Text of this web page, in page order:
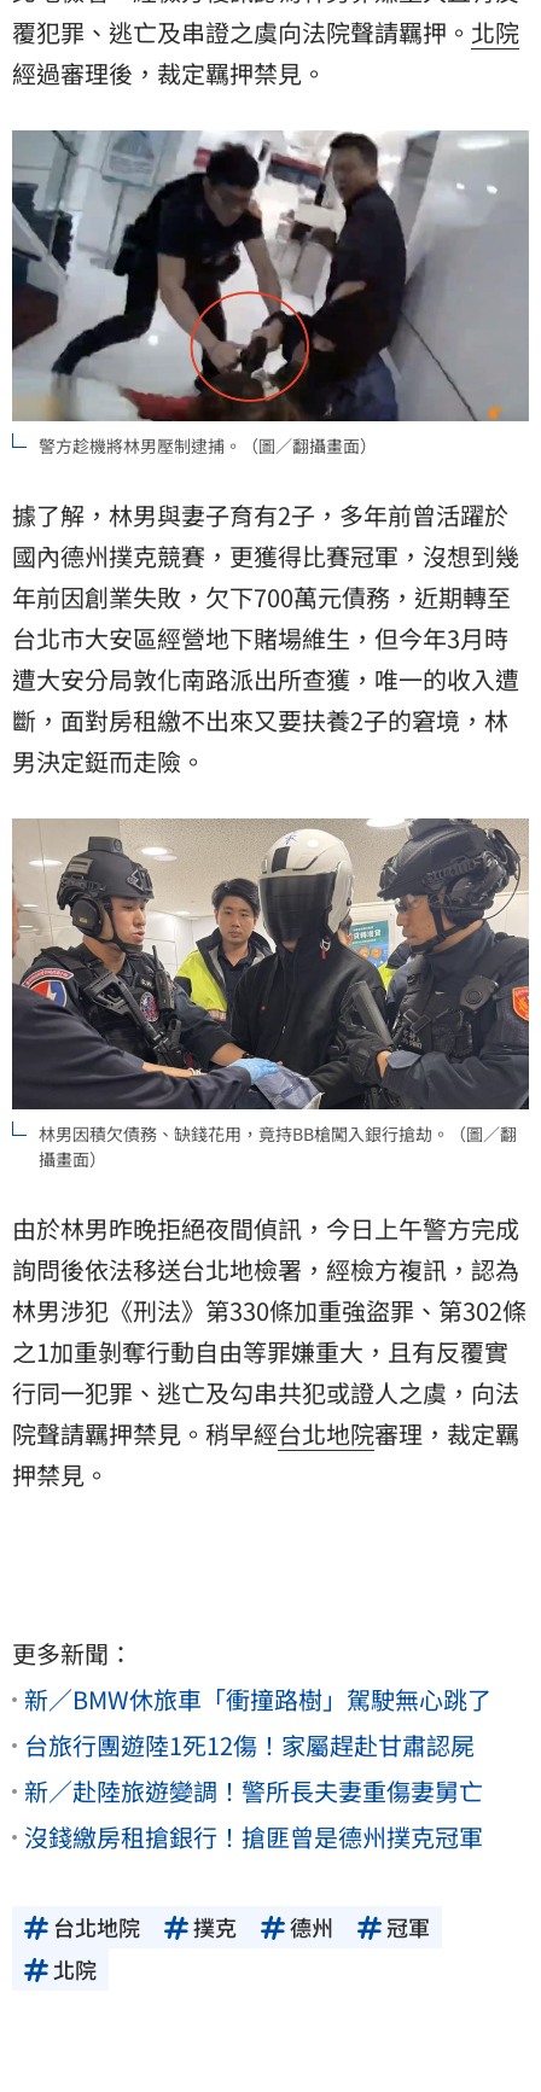
覆犯罪、逃亡及串證之虞向法院聲請羈押。 北院
經過審理後，裁定羈押禁見。
警方趁機將林男壓制逮捕。（圖／翻攝畫面）
據了解，林男與妻子育有2子，多年前曾活躍於
國內德州撲克競賽，更獲得比賽冠軍，沒想到幾
年前因創業失敗，欠下700萬元債務，近期轉至
台北市大安區經營地下賭場維生，但今年3月時
遭大安分局敦化南路派出所查獲，唯一的收入遭
斷，面對房租繳不出來又要扶養2子的窘境，林
男決定鋌而走險。
林男因積欠債務、缺錢花用，竟持BB槍闖入銀行搶劫。（圖／翻
攝畫面）
由於林男昨晚拒絕夜間偵訊，今日上午警方完成
詢問後依法移送台北地檢署，經檢方複訊，認為
林男涉犯《刑法》第330條加重強盜罪、第302條
之1加重剝奪行動自由等罪嫌重大，且有反覆實
行同一犯罪、逃亡及勾串共犯或證人之虞，向法
院聲請羈押禁見。稍早經台北地院審理，裁定羈
押禁見。
更多新聞：
新／BMW休旅車「衝撞路樹」駕駛無心跳了
台旅行團遊陸1死12傷！家屬趕赴甘肅認屍
新／赴陸旅遊變調！警所長夫妻重傷妻舅亡
沒錢繳房租搶銀行！搶匪曾是德州撲克冠軍
台北地院 撲克 德州
冠軍
北院